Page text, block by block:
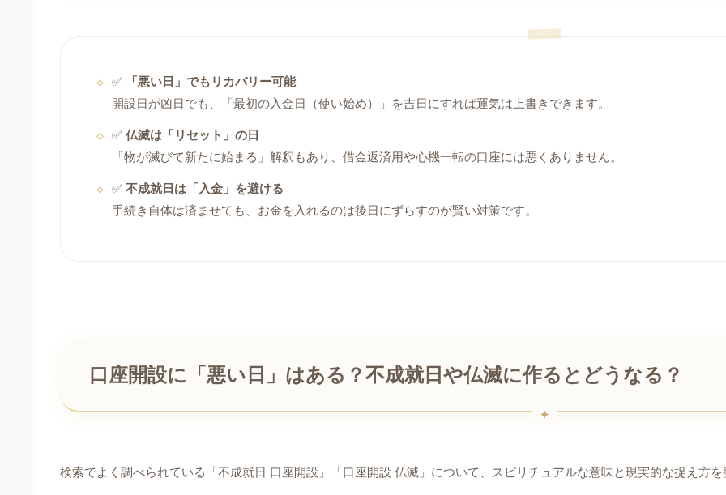
✅
「悪い日」でもリカバリー可能
開設日が凶日でも、「最初の入金日（使い始め）」を吉日にすれば運気は上書きできます。
✅ 仏滅は「リセット」の日
「物が滅びて新たに始まる」解釈もあり、借金返済用や心機一転の口座には悪くありません。
✅ 不成就日は「入金」を避ける
手続き自体は済ませても、お金を入れるのは後日にずらすのが賢い対策です。
口座開設に「悪い日」はある？不成就日や仏滅に作るとどうなる？
検索でよく調べられている「不成就日 口座開設」「口座開設 仏滅」について、スピリチュアルな意味と現実的な捉え方